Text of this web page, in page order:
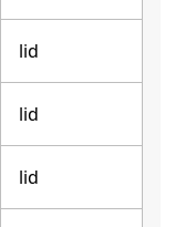
lid
lid
lid